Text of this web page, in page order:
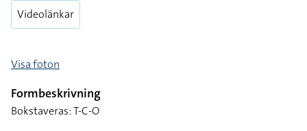
Videolänkar
Visa foton
Formbeskrivning
Bokstaveras: T-C-O